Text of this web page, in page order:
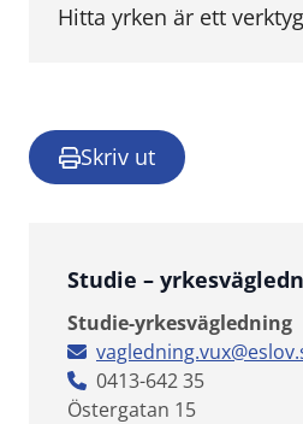
Hitta yrken är ett
Skriv ut
Studie –
Studie-yrkesvägledning
0413-642 35
Östergatan 15